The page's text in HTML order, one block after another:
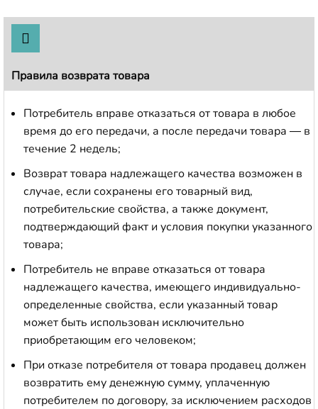
Правила возврата товара
Потребитель вправе отказаться от товара в любое
время до его передачи, а после передачи товара — в
течение 2 недель;
Возврат товара надлежащего качества возможен в
случае, если сохранены его товарный вид,
потребительские свойства, а также документ,
подтверждающий факт и условия покупки указанного
товара;
Потребитель не вправе отказаться от товара
надлежащего качества, имеющего индивидуально-
определенные свойства, если указанный товар
может быть использован исключительно
приобретающим его человеком;
При отказе потребителя от товара продавец должен
возвратить ему денежную сумму, уплаченную
потребителем по договору, за исключением расходов